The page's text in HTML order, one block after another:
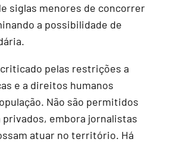
siglas menores de concorrer
a possibilidade de
pelas restrições a
e a direitos humanos
Não são permitidos
privados, embora jornalistas
atuar no território. Há